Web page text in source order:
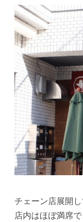
チェーン店展開し
店内はほぼ満席